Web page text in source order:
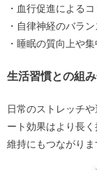
・血行促進による
・自律神経のバラ
・睡眠の質向上や
生活習慣との組
日常のストレッチ
ート効果はより長
維持にもつながりま